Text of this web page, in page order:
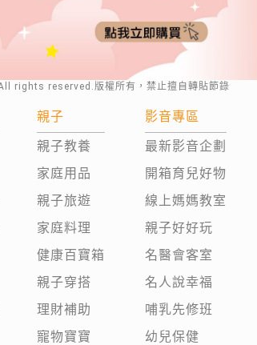
rights reserved.版權所有，禁止擅自轉貼節錄
親子
親子教養
家庭用品
親子旅遊
家庭料理
健康百寶箱
親子穿搭
理財補助
寵物寶寶
影音專區
最新影音企劃
開箱育兒好物
線上媽媽教室
親子好好玩
名醫會客室
名人說幸福
哺乳先修班
幼兒保健